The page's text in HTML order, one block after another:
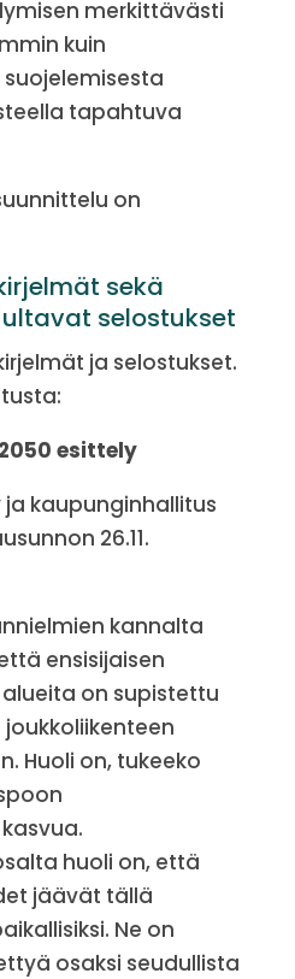
merkittävästi
kuin
tapahtuva
on
sekä
selostukset
ja selostukset.
esittely
kaupunginhallitus
26.11.
kannalta
ensisijaisen
on supistettu
Huoli on, tukeeko
huoli on, että
jäävät tällä
Ne on
osaksi seudullista